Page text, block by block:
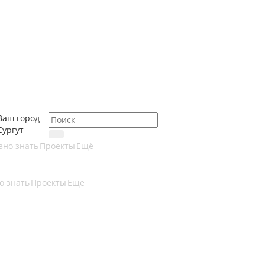
город
знатьПроекты Ещё
знатьПроекты Ещё